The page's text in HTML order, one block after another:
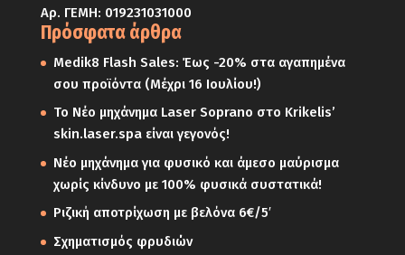
Αρ. ΓΕΜΗ: 019231031000
Πρόσφατα άρθρα
Medik8 Flash Sales: Έως -20% στα αγαπημένα
σου προϊόντα (Μέχρι 16 Ιουλίου!)
Το Νέο μηχάνημα Laser Soprano στο Krikelis’
skin.laser.spa είναι γεγονός!
Νέο μηχάνημα για φυσικό και άμεσο μαύρισμα
χωρίς κίνδυνο με 100% φυσικά συστατικά!
Ριζική αποτρίχωση με βελόνα 6€/5′
Σχηματισμός φρυδιών